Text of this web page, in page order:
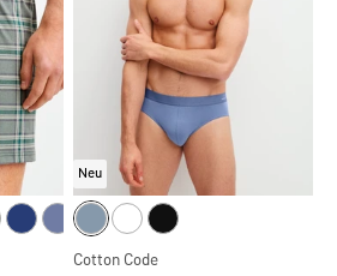
Neu
Cotton Code